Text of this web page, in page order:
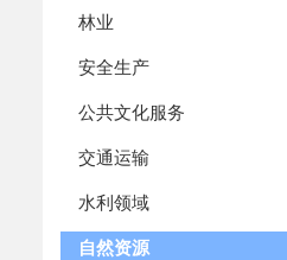
林业
安全生产
公共文化服务
交通运输
水利领域
自然资源